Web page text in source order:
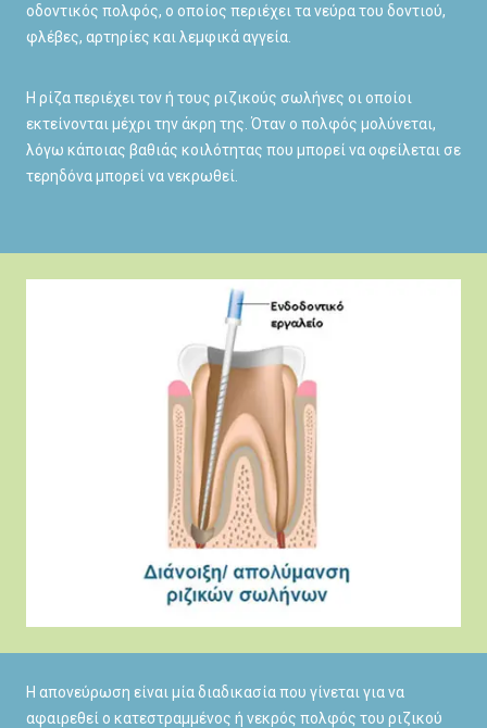
οδοντικός πολφός, ο οποίος περιέχει τα νεύρα του δοντιού,
φλέβες, αρτηρίες και λεμφικά αγγεία.
Η ρίζα περιέχει τον ή τους ριζικούς σωλήνες οι οποίοι
εκτείνονται μέχρι την άκρη της. Όταν ο πολφός μολύνεται,
λόγω κάποιας βαθιάς κοιλότητας που μπορεί να οφείλεται σε
τερηδόνα μπορεί να νεκρωθεί.
Η απονεύρωση είναι μία διαδικασία που γίνεται για να
αφαιρεθεί ο κατεστραμμένος ή νεκρός πολφός του ριζικού